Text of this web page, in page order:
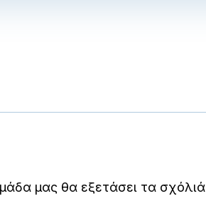
μας θα εξετάσει τα σχόλιά